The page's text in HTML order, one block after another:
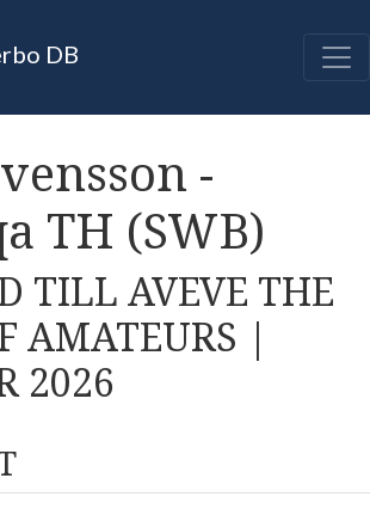
DB
-
TH (SWB)
TILL AVEVE THE
AMATEURS |
2026